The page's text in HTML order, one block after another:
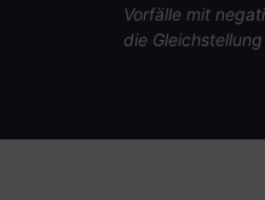
Vorfälle mit
die